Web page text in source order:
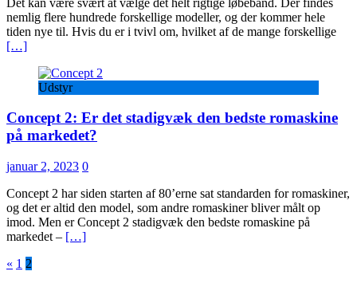
nemlig flere hundrede forskellige modeller, og der kommer hele
tiden nye til. Hvis du er i tvivl om, hvilket af de mange forskellige
[…]
Udstyr
Concept 2: Er det stadigvæk den bedste romaskine
på markedet?
januar 2, 2023 0
Concept 2 har siden starten af 80’erne sat standarden for romaskiner,
og det er altid den model, som andre romaskiner bliver målt op
imod. Men er Concept 2 stadigvæk den bedste romaskine på
markedet – […]
Indlægsinddeling
« 1 2